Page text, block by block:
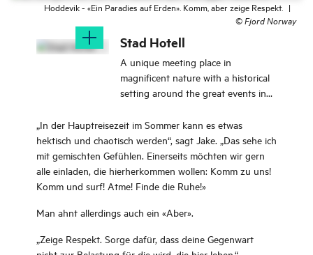
Hoddevik - «Ein Paradies auf Erden». Komm, aber zeige Respekt. |
©Fjord Norway
Stad Hotell
A unique meeting place in
magnificent nature with a historical
setting around the great events in
„In der Hauptreisezeit im Sommer kann es etwas
hektisch und chaotisch werden“, sagt Jake. „Das sehe ich
mit gemischten Gefühlen. Einerseits möchten wir gern
alle einladen, die hierherkommen wollen: Komm zu uns!
Komm und surf! Atme! Finde die Ruhe!»
Man ahnt allerdings auch ein «Aber».
„Zeige Respekt. Sorge dafür, dass deine Gegenwart